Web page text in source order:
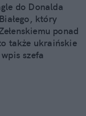
do Donalda
który
ponad
także ukraińskie
szefa